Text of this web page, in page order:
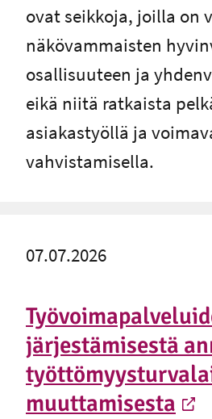
ovat seikkoja, joilla on
näkövammaisten
osallisuuteen ja
eikä niitä ratkaista
asiakastyöllä ja
vahvistamisella.
järjestämisestä
muuttamisesta
07.07.2026